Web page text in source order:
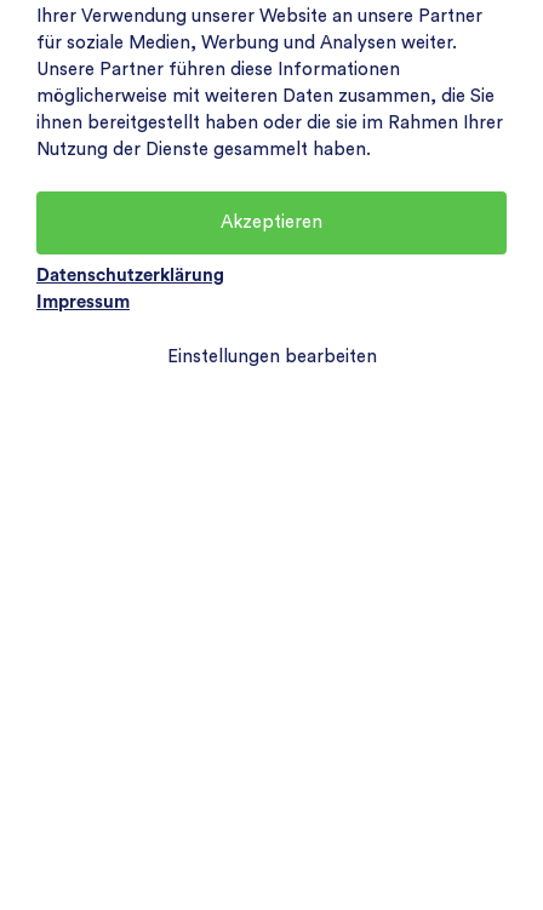
Ihrer Verwendung unserer Website an unsere Partner
für soziale Medien, Werbung und Analysen weiter.
Unsere Partner führen diese Informationen
möglicherweise mit weiteren Daten zusammen, die Sie
ihnen bereitgestellt haben oder die sie im Rahmen Ihrer
Nutzung der Dienste gesammelt haben.
Akzeptieren
Datenschutzerklärung
Impressum
Einstellungen bearbeiten